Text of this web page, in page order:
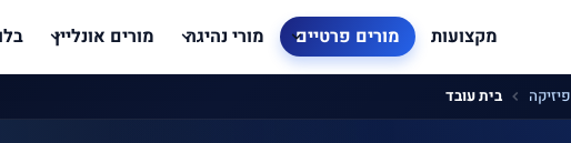
מקצועות מורים פרטיים מורי נהיגה מורים אונליין
פיזיקה בית עובד